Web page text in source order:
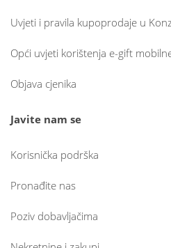
Uvjeti i pravila kupoprodaje u
Opći uvjeti korištenja e-gift
Objava cjenika
Javite nam se
Korisnička podrška
Pronađite nas
Poziv dobavljačima